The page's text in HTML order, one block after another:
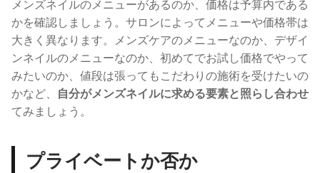
メンズネイルのメニューがあるのか、価格は予算内である
かを確認しましょう。 サロンによってメニューや価格帯は
大きく異なります。メンズケアのメニューなのか、デザイ
ンネイルのメニューなのか、初めてでお試し価格でやって
みたいのか、値段は張ってもこだわりの施術を受けたいの
かなど、 自分がメンズネイルに求める要素と照らし合わせ
てみましょう。
プライベートか否か